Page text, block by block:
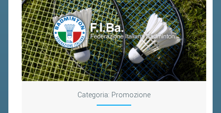
Categoria: Promozione
2025
2024
2023
2022
2021
2020